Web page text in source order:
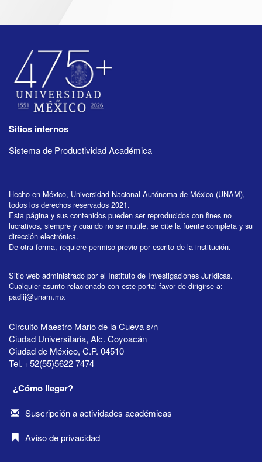
Sitios internos
Sistema de Productividad Académica
Hecho en México, Universidad Nacional Autónoma de México (UNAM),
todos los derechos reservados 2021.
Esta página y sus contenidos pueden ser reproducidos con fines no
lucrativos, siempre y cuando no se mutile, se cite la fuente completa y su
dirección electrónica.
De otra forma, requiere permiso previo por escrito de la institución.
Sitio web administrado por el Instituto de Investigaciones Jurídicas.
Cualquier asunto relacionado con este portal favor de dirigirse a:
padiij@unam.mx
Circuito Maestro Mario de la Cueva s/n
Ciudad Universitaria, Alc. Coyoacán
Ciudad de México, C.P. 04510
Tel. +52(55)5622 7474
¿Cómo llegar?
Suscripción a actividades académicas
Aviso de privacidad